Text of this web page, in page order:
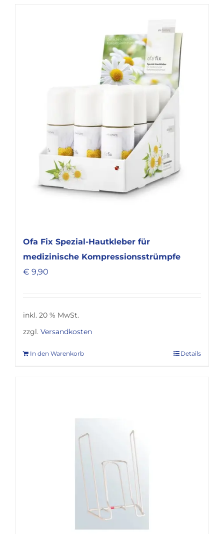
Varianten
auf.
Die
Optionen
der
Produktseite
gewählt
werden
Ofa Fix Spezial-Hautkleber für
medizinische Kompressionsstrümpfe
€ 9,90
inkl. 20 % MwSt.
zzgl. Versandkosten
In den Warenkorb Details